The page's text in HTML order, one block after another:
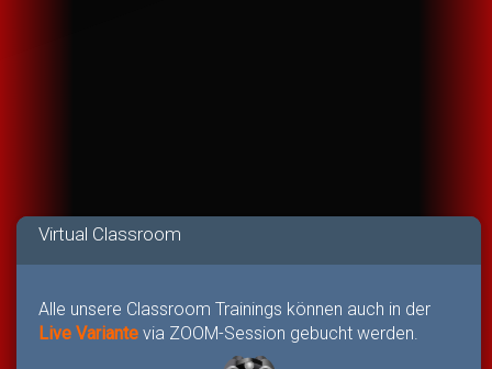
Virtual Classroom
Alle unsere Classroom Trainings können auch in der
Live Variante via ZOOM-Session gebucht werden.